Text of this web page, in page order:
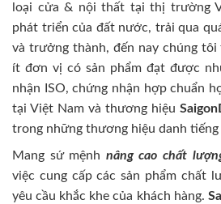
loại cửa & nội thất tại thị trường
phát triển của đất nước, trải qua
và trưởng thành, đến nay chúng
ít đơn vị có sản phẩm đạt được
nhận ISO, chứng nhận hợp chuẩn
tại Việt Nam và thương hiệu
trong những thương hiệu danh tiếng
Mang sứ mệnh nâng cao chất
việc cung cấp các sản phẩm chất
yêu cầu khắc khe của khách hàng.